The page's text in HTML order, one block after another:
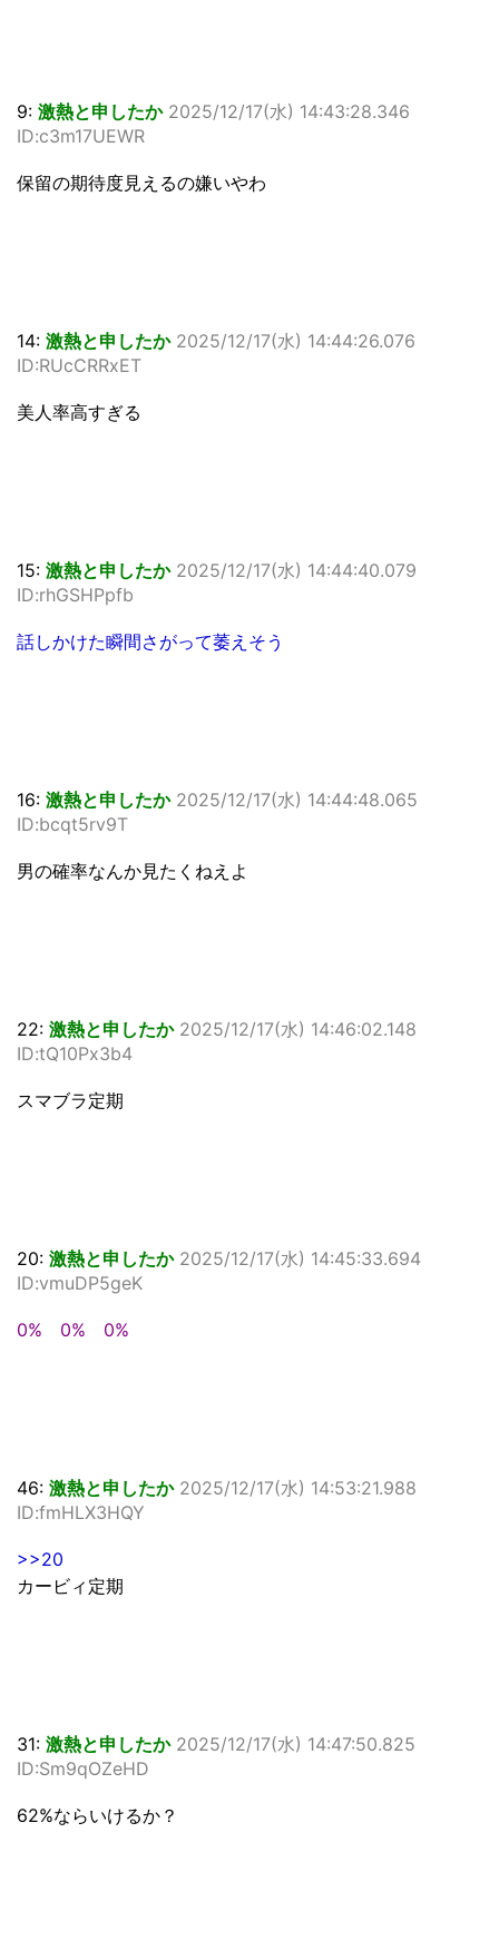
9: 激熱と申したか 2025/12/17(水) 14:43:28.346
ID:c3m17UEWR
保留の期待度見えるの嫌いやわ
14: 激熱と申したか 2025/12/17(水) 14:44:26.076
ID:RUcCRRxET
美人率高すぎる
15: 激熱と申したか 2025/12/17(水) 14:44:40.079
ID:rhGSHPpfb
話しかけた瞬間さがって萎えそう
16: 激熱と申したか 2025/12/17(水) 14:44:48.065
ID:bcqt5rv9T
男の確率なんか見たくねえよ
22: 激熱と申したか 2025/12/17(水) 14:46:02.148
ID:tQ10Px3b4
スマブラ定期
20: 激熱と申したか 2025/12/17(水) 14:45:33.694
ID:vmuDP5geK
0% 0% 0%
46: 激熱と申したか 2025/12/17(水) 14:53:21.988
ID:fmHLX3HQY
>>20
カービィ定期
31: 激熱と申したか 2025/12/17(水) 14:47:50.825
ID:Sm9qOZeHD
62%ならいけるか？